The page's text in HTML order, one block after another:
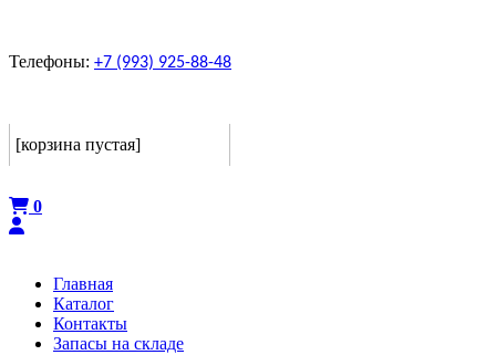
Телефоны: +7 (993) 925-88-48
[корзина пустая]
0
Главная
Каталог
Контакты
Запасы на складе